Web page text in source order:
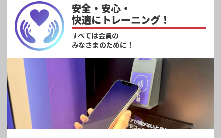
安全・安心・
快適にトレーニング！
すべては会員の
みなさまのために！